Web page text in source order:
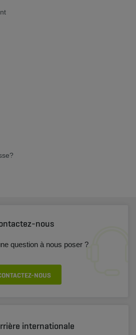
nous
question à nous poser ?
NOUS
internationale